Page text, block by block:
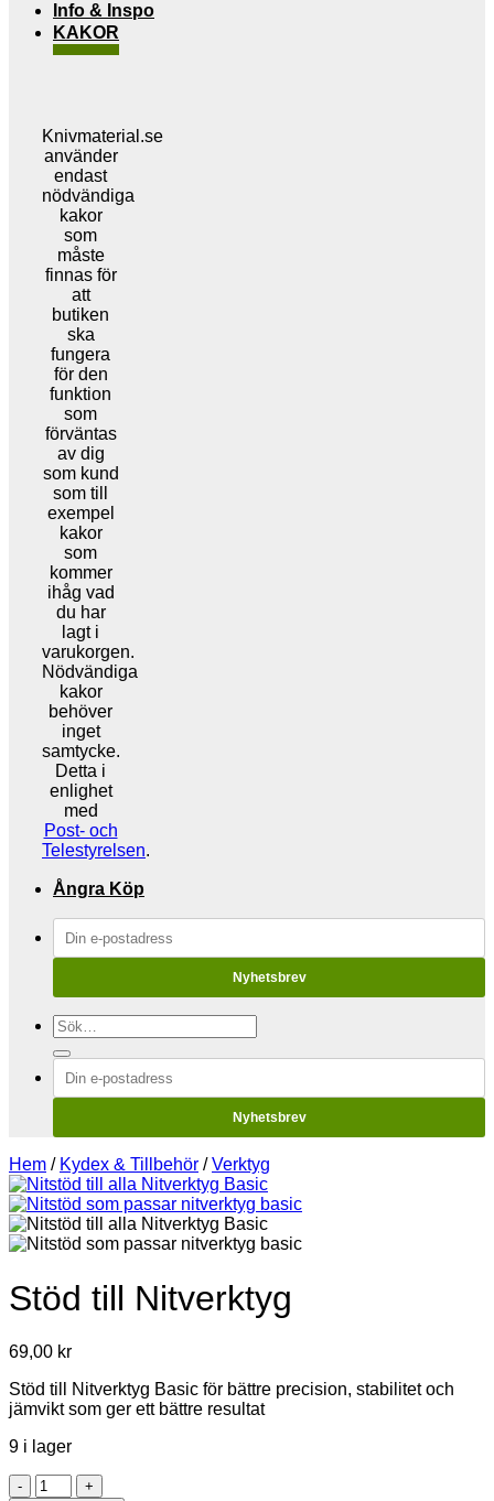
Info & Inspo
KAKOR
Knivmaterial.se
använder
endast
nödvändiga
kakor
som
måste
finnas för
att
butiken
ska
fungera
för den
funktion
som
förväntas
av dig
som kund
som till
exempel
kakor
som
kommer
ihåg vad
du har
lagt i
varukorgen.
Nödvändiga
kakor
behöver
inget
samtycke.
Detta i
enlighet
med
Post- och
Telestyrelsen.
Ångra Köp
Nyhetsbrev
Sök
efter:
Nyhetsbrev
Hem / Kydex & Tillbehör / Verktyg
Stöd till Nitverktyg
69,00 kr
Stöd till Nitverktyg Basic för bättre precision, stabilitet och
jämvikt som ger ett bättre resultat
9 i lager
Stöd